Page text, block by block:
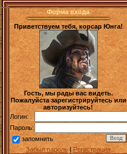
Форма входа
Приветствуем тебя, корсар Юнга!
Гость, мы рады вас видеть.
Пожалуйста зарегистрируйтесь или
авторизуйтесь!
Логин:
Пароль:
запомнить
Забыл пароль|Регистрация